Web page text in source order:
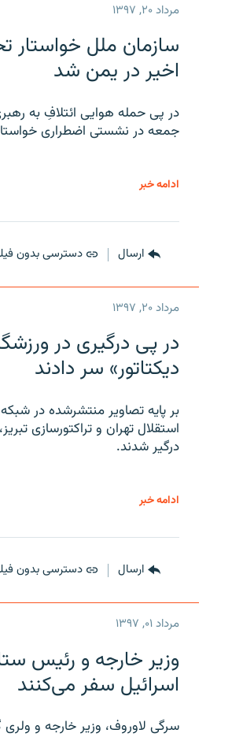
مرداد ۲۰, ۱۳۹۷
سازمان ملل خواستار
اخیر در یمن شد
در پی حمله هوایی ائتلافِ به
جمعه در نشستی اضطراری
ادامه خبر
ارسال دسترسی بدون
مرداد ۲۰, ۱۳۹۷
در پی درگیری در
دیکتاتور» سر دادند
بر پایه تصاویر منتشرشده در
استقلال تهران و تراکتورسازی
درگیر شدند.
ادامه خبر
ارسال دسترسی بدون
مرداد ۰۱, ۱۳۹۷
وزیر خارجه و رئیس‌
اسرائیل سفر می‌کنند
سرگی لاوروف، وزیر خارجه و